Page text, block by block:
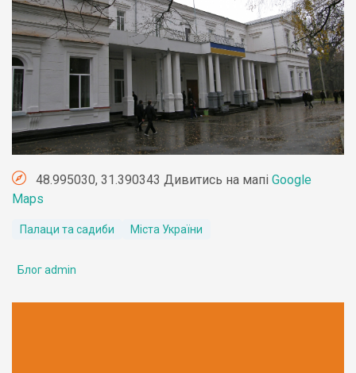
48.995030, 31.390343 Дивитись на мапі Google
Maps
Палаци та садиби Міста України
Блог admin